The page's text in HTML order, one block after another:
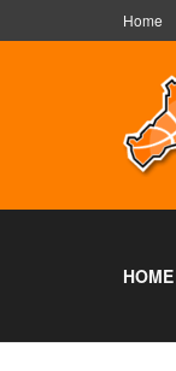
Home
HOME